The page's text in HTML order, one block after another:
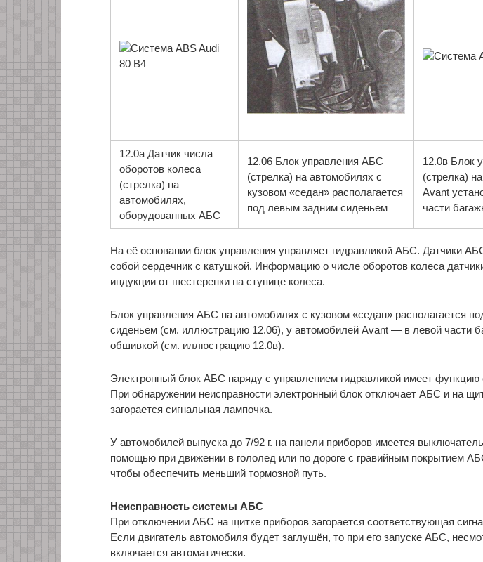
12.0а Датчик числа
оборотов колеса
(стрелка) на
автомобилях,
оборудованных АБС
12.06 Блок управления АБС
(стрелка) на автомобилях с
кузовом «седан» располагается
под левым задним сиденьем
12.0в Блок
(стрелка)
Avant
части
На её основании блок управления управляет гидравликой АБС. Датчики
собой сердечник с катушкой. Информацию о числе оборотов колеса
индукции от шестеренки на ступице колеса.
Блок управления АБС на автомобилях с кузовом «седан» располагается
сиденьем (см. иллюстрацию 12.06), у автомобилей Avant — в левой части
обшивкой (см. иллюстрацию 12.0в).
Электронный блок АБС наряду с управлением гидравликой имеет функцию
При обнаружении неисправности электронный блок отключает АБС и на
загорается сигнальная лампочка.
У автомобилей выпуска до 7/92 г. на панели приборов имеется
помощью при движении в гололед или по дороге с гравийным покрытием
чтобы обеспечить меньший тормозной путь.
Неисправность системы АБС
При отключении АБС на щитке приборов загорается соответствующая
Если двигатель автомобиля будет заглушён, то при его запуске АБС,
включается автоматически.